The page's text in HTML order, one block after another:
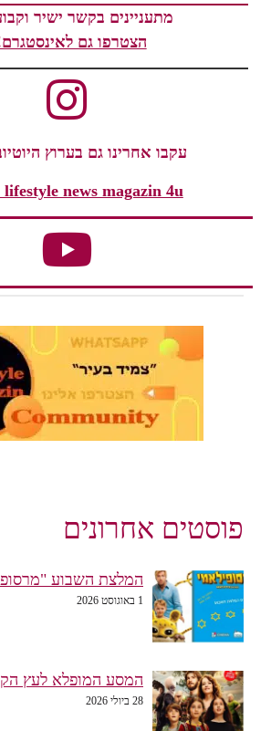
מתעניינים בקשר ישיר
הצטרפו גם
עקבו אחרינו גם בערוץ
news magazin 4u
פוסטים אחרונים
המלצת השבוע
1 באוגוסט 2026
המסע המופלא לעץ
28 ביולי 2026